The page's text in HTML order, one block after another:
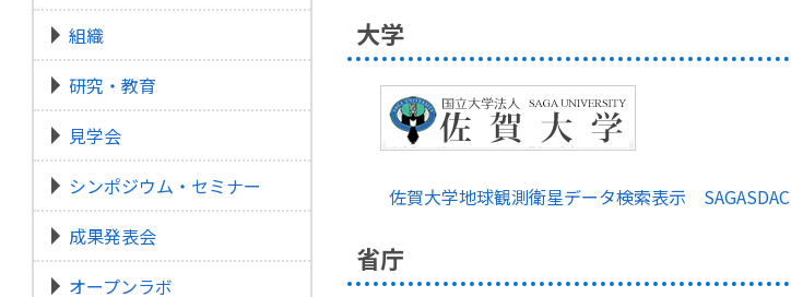
組織
研究・教育
見学会
シンポジウム・セミナー
成果発表会
オープンラボ
大学
佐賀大学地球観測衛星データ検索表示 SAGASDAC
省庁